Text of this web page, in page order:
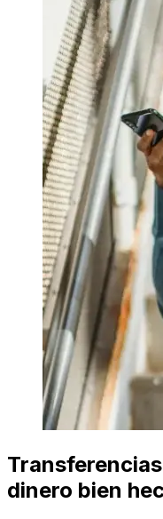
dinero bien